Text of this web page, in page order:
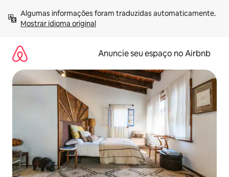
para
Mostrar idioma original
Anuncie seu espaço no Airbnb